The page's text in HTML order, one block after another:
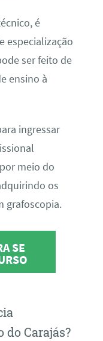
é
especialização
ser feito de
ensino à
ingressar
meio do
os
grafoscopia.
SE
do Carajás?